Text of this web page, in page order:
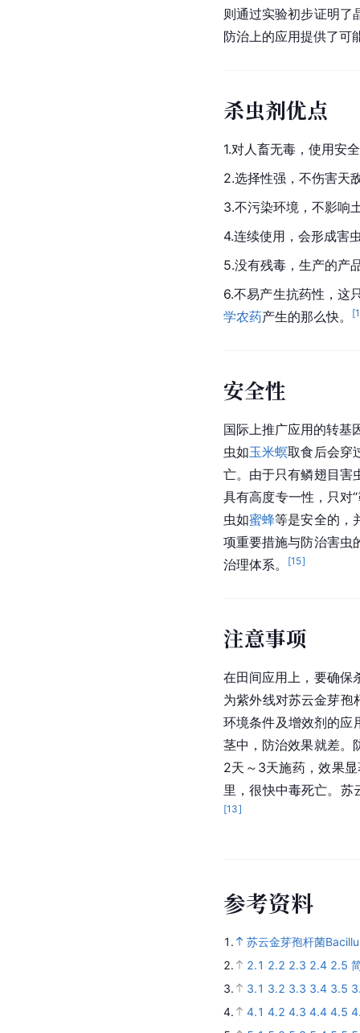
则通过实验初步证明了
防治上的应用提供了可
杀虫剂优
1.对人畜无毒，使用安
2.选择性强，不伤害天
3.不污染环境，不影响
4.连续使用，会形成害
5.没有残毒，生产的产
6.不易产生抗药性，这
学农药产生的那么快。 [
安全性
国际上推广应用的转基
虫如玉米螟取食后会穿
亡。由于只有鳞翅目害
具有高度专一性，只对
虫如蜜蜂等是安全的，
项重要措施与防治害虫
治理体系。
[15]
注意事项
在田间应用上，要确保
为紫外线对苏云金芽孢
环境条件及增效剂的应
茎中，防治效果就差。
2天～3天施药，效果
里，很快中毒死亡。
[13]
参考资料
1.
苏云金芽孢杆菌
2.
2.1 2.2 2.3 2.4 2.5
3.
3.1 3.2 3.3 3.4 3.5
4.
4.1 4.2 4.3 4.4 4.5